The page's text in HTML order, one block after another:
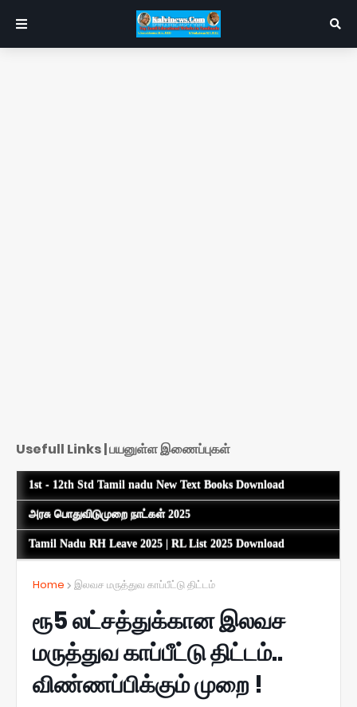
Usefull Links | பயனுள்ள இணைப்புகள்
1st - 12th Std Tamil nadu New Text Books Download
அரசு பொதுவிடுமுறை நாட்கள் 2025
Tamil Nadu RH Leave 2025 | RL List 2025 Download
Home இலவச மருத்துவ காப்பீட்டு திட்டம்
ரூ5 லட்சத்துக்கான இலவச
மருத்துவ காப்பீட்டு திட்டம்..
விண்ணப்பிக்கும் முறை !